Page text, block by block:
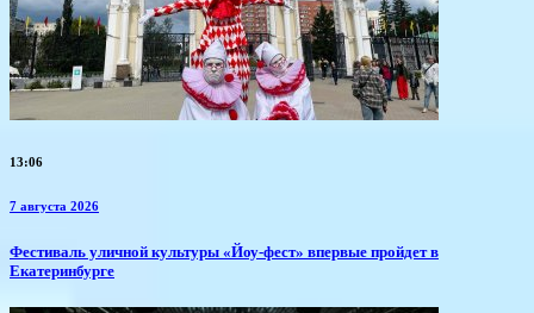
13:06
7 августа 2026
​Фестиваль уличной культуры «Йоу-фест» впервые пройдет в
Екатеринбурге